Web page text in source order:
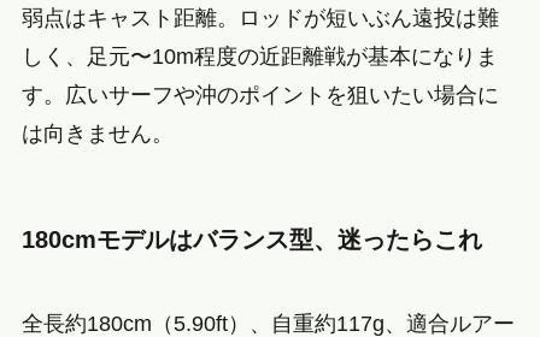
弱点はキャスト距離。ロッドが短いぶん遠投は難
しく、足元〜10m程度の近距離戦が基本になりま
す。広いサーフや沖のポイントを狙いたい場合に
は向きません。
180cmモデルはバランス型、迷ったらこれ
全長約180cm（5.90ft）、自重約117g、適合ルアー